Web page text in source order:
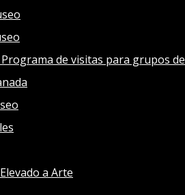
Programa de visitas para grupos
a Arte